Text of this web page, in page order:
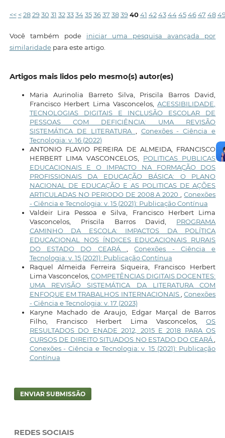
<< < 28 29 30 31 32 33 34 35 36 37 38 39 40 41 42 43 44 45 46 47 48
Você também pode iniciar uma pesquisa avançada por
similaridadepara este artigo.
Artigos mais lidos pelo mesmo(s) autor(es)
Maria Aurinolia Barreto Silva, Priscila Barros David,
Francisco Herbert Lima Vasconcelos,ACESSIBILIDADE,
TECNOLOGIAS DIGITAIS E INCLUSÃO ESCOLAR DE
PESSOAS COM DEFICIÊNCIA: UMA REVISÃO
SISTEMÁTICA DE LITERATURA , Conexões - Ciência e
Tecnologia: v. 16 (2022)
ANTONIO FLAVIO PEREIRA DE ALMEIDA, FRANCISCO
HERBERT LIMA VASCONCELOS, POLITICAS PUBLICAS
EDUCACIONAIS E O IMPACTO NA FORMAÇÃO DOS
PROFISSIONAIS DA EDUCAÇÃO BÁSICA: O PLANO
NACIONAL DE EDUCAÇÃO E AS POLITICAS DE AÇÕES
ARTICULADAS NO PERIODO DE 2008 A 2020,Conexões
- Ciência e Tecnologia: v. 15 (2021): Publicação Contínua
Valdeir Lira Pessoa e Silva, Francisco Herbert Lima
Vasconcelos, Priscila Barros David, PROGRAMA
CAMINHO DA ESCOLA: IMPACTOS DA POLÍTICA
EDUCACIONAL NOS ÍNDICES EDUCACIONAIS RURAIS
DO ESTADO DO CEARÁ ,Conexões - Ciência e
Tecnologia: v. 15 (2021): Publicação Contínua
Raquel Almeida Ferreira Siqueira, Francisco Herbert
Lima Vasconcelos, COMPETÊNCIAS DIGITAIS DOCENTES:
UMA REVISÃO SISTEMÁTICA DA LITERATURA COM
ENFOQUE EM TRABALHOS INTERNACIONAIS,Conexões
- Ciência e Tecnologia: v. 17 (2023)
Karyne Machado de Araujo, Edgar Marçal de Barros
Filho, Francisco Herbert Lima Vasconcelos,OS
RESULTADOS DO ENADE 2012, 2015 E 2018 PARA OS
CURSOS DE DIREITO SITUADOS NO ESTADO DO CEARÁ,
Conexões - Ciência e Tecnologia: v. 15 (2021): Publicação
Contínua
ENVIAR SUBMISSÃO
REDES SOCIAIS